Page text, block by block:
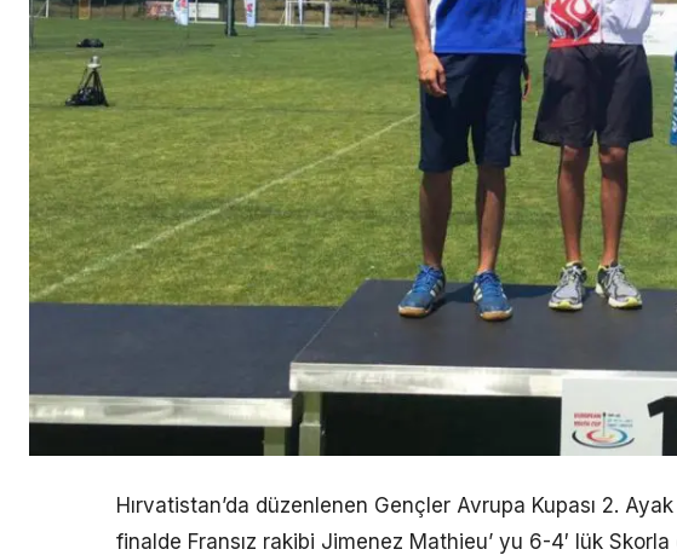
Hırvatistan’da düzenlenen Gençler Avrupa Kupası 2.
finalde Fransız rakibi Jimenez Mathieu’ yu 6-4′ lük Skorla